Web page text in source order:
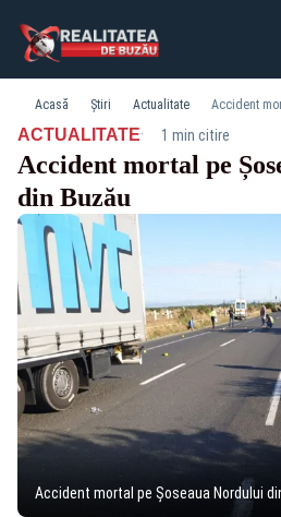
Acasă Știri Actualitate Accident
ACTUALITATE· 1 min citire
Accident mortal pe
din Buzău
Accident mortal pe Șoseaua Nordului